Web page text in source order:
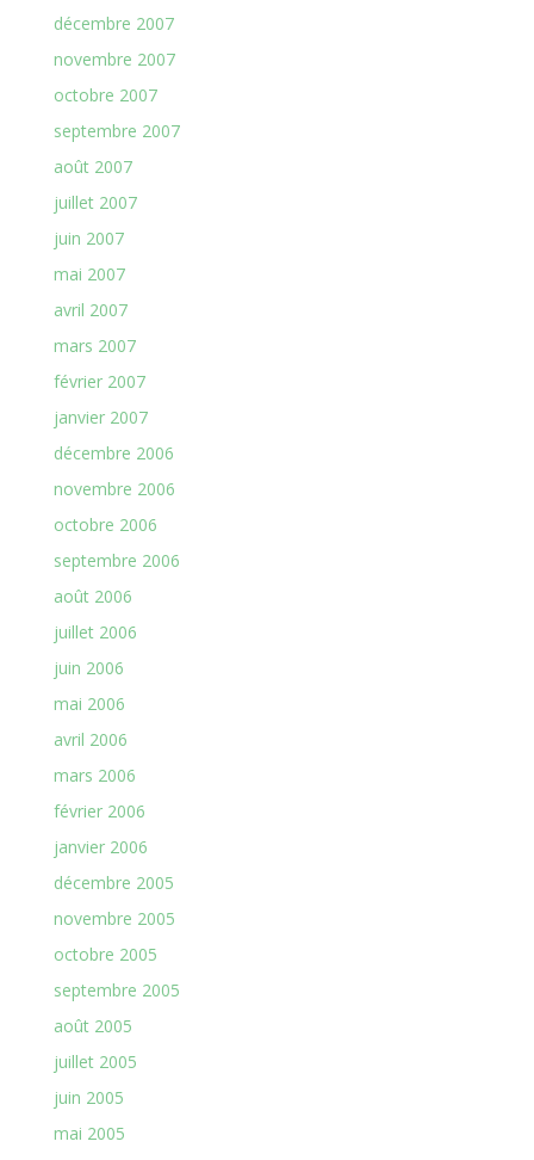
décembre 2007
novembre 2007
octobre 2007
septembre 2007
août 2007
juillet 2007
juin 2007
mai 2007
avril 2007
mars 2007
février 2007
janvier 2007
décembre 2006
novembre 2006
octobre 2006
septembre 2006
août 2006
juillet 2006
juin 2006
mai 2006
avril 2006
mars 2006
février 2006
janvier 2006
décembre 2005
novembre 2005
octobre 2005
septembre 2005
août 2005
juillet 2005
juin 2005
mai 2005